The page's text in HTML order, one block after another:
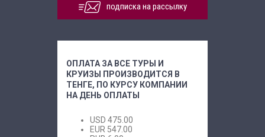
подписка на рассылку
ОПЛАТА ЗА ВСЕ ТУРЫ И
КРУИЗЫ ПРОИЗВОДИТСЯ В
ТЕНГЕ, ПО КУРСУ КОМПАНИИ
НА ДЕНЬ ОПЛАТЫ
USD 475.00
EUR 547.00